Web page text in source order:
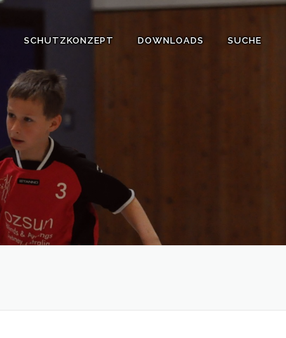
SCHUTZKONZEPT DOWNLOADS SUCHE